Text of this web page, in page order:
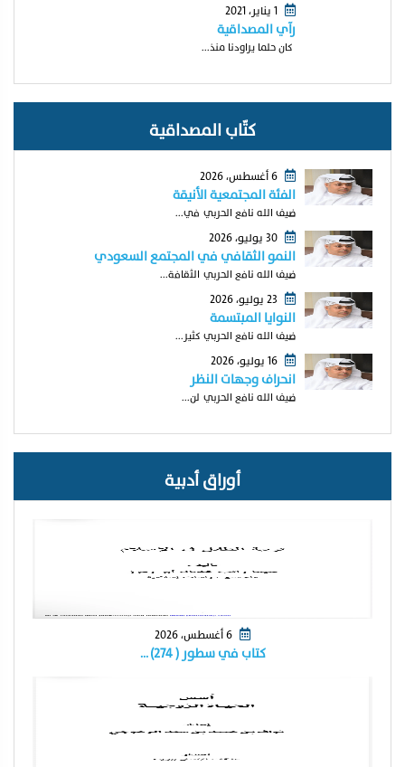
1 يناير، 2021
رآي المصداقية
كان حلما يراودنا منذ...
كتّاب المصداقية
6 أغسطس، 2026
الفئة المجتمعية الأنيقة
ضيف الله نافع الحربي في...
30 يوليو، 2026
النمو الثقافي في المجتمع السعودي
ضيف الله نافع الحربي الثقافة...
النوايا المبتسمة
ضيف الله نافع الحربي كثير...
16 يوليو، 2026
انحراف وجهات النظر
ضيف الله نافع الحربي لن...
أوراق أدبية
كتاب في سطور ( ٢٧٤) …